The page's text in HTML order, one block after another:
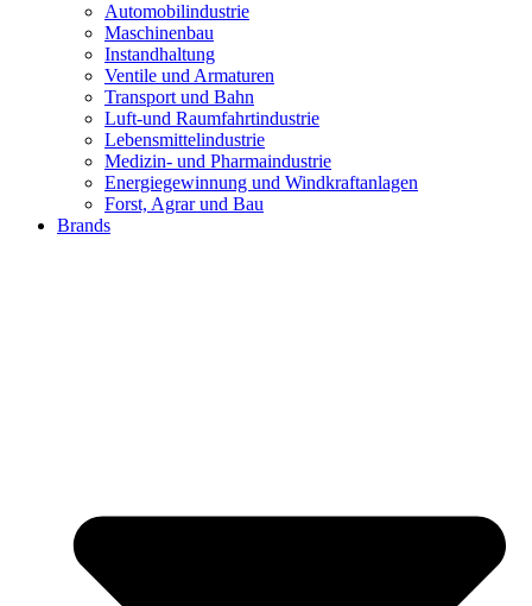
Automobilindustrie
Maschinenbau
Instandhaltung
Ventile und Armaturen
Transport und Bahn
Luft-und Raumfahrtindustrie
Lebensmittelindustrie
Medizin- und Pharmaindustrie
Energiegewinnung und Windkraftanlagen
Forst, Agrar und Bau
Brands